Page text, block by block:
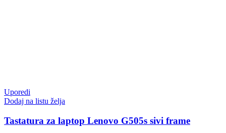
Uporedi
Dodaj na listu želja
Tastatura za laptop Lenovo G505s sivi frame